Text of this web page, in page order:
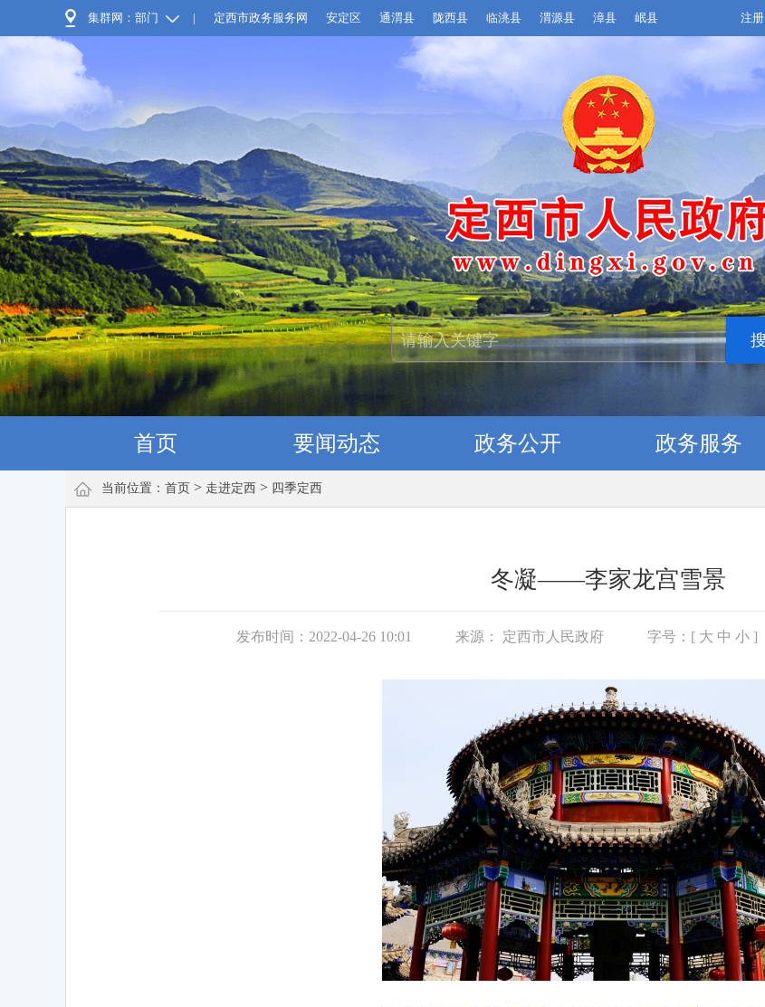
集群网：部门 | 定西市政务服务网 安定区 通渭县 陇西县 临洮县 渭源县 漳县 岷县 注册
首页 要闻动态 政务公开 政务服务
当前位置： 首页 > 走进定西 > 四季定西
冬凝——李家龙宫雪景
发布时间：2022-04-26 10:01 来源： 定西市人民政府 字号：[ 大 中 小 ]